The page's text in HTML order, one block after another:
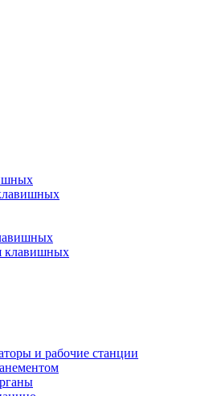
клавишных
и рабочие станции